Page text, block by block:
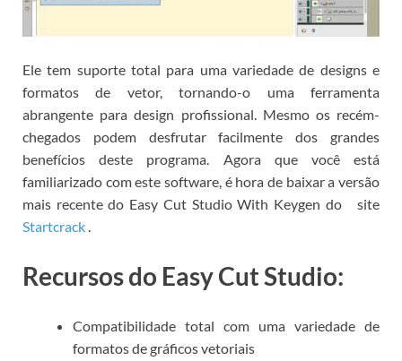
Ele tem suporte total para uma variedade de designs e
formatos de vetor, tornando-o uma ferramenta
abrangente para design profissional. Mesmo os recém-
chegados podem desfrutar facilmente dos grandes
benefícios deste programa. Agora que você está
familiarizado com este software, é hora de baixar a versão
mais recente do Easy Cut Studio With Keygen do
site
Startcrack.
Recursos do Easy Cut Studio:
Compatibilidade total com uma variedade de
formatos de gráficos vetoriais